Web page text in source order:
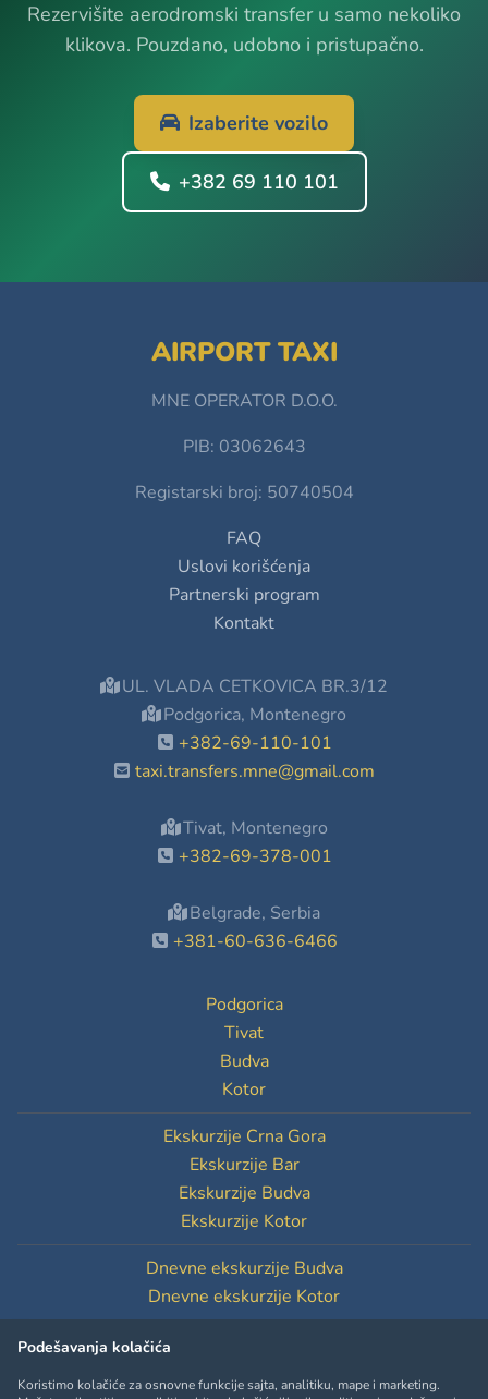
Rezervišite aerodromski transfer u samo nekoliko
klikova. Pouzdano, udobno i pristupačno.
Izaberite vozilo
+382 69 110 101
AIRPORT TAXI
MNE OPERATOR D.O.O.
PIB: 03062643
Registarski broj: 50740504
FAQ
Uslovi korišćenja
Partnerski program
Kontakt
UL. VLADA CETKOVICA BR.3/12
Podgorica, Montenegro
+382-69-110-101
taxi.transfers.mne@gmail.com
Tivat, Montenegro
+382-69-378-001
Belgrade, Serbia
+381-60-636-6466
Podgorica
Tivat
Budva
Kotor
Ekskurzije Crna Gora
Ekskurzije Bar
Ekskurzije Budva
Ekskurzije Kotor
Dnevne ekskurzije Budva
Dnevne ekskurzije Kotor
Podešavanja kolačića
Podešavanja kolačića
Koristimo kolačiće za osnovne funkcije sajta, analitiku, mape i marketing.